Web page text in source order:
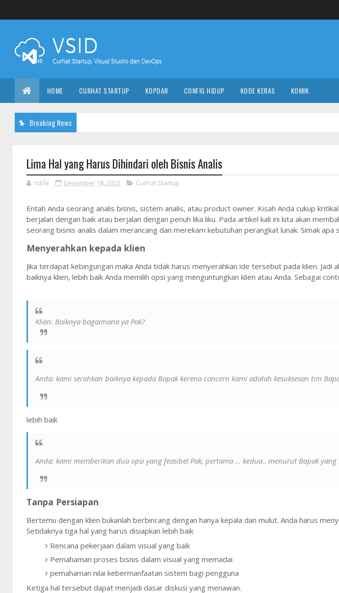
HOME CURHAT STARTUP KOPDAR CONFIG HIDUP KODE KERAS KOMIK
Breaking News
Lima Hal yang Harus Dihindari oleh Bisnis Analis
ridife Desember 18, 2022 Curhat Startup
Entah Anda seorang analis bisnis, sistem analis, atau product owner. Kisah Anda cukup
berjalan dengan baik atau berjalan dengan penuh lika liku. Pada artikel kali ini kita akan
seorang bisnis analis dalam merancang dan merekam kebutuhan perangkat lunak. Simak apa
Menyerahkan kepada klien
Jika terdapat kebingungan maka Anda tidak harus menyerahkan ide tersebut pada klien. Jadi
baiknya klien, lebih baik Anda memilih opsi yang menguntungkan klien atau Anda. Sebagai
Klien: Baiknya bagaimana ya Pak?
Anda: kami serahkan baiknya kepada Bapak kerena concern kami adalah kesuksesan tim
lebih baik
Anda: kami memberikan dua opsi yang feasibel Pak, pertama ... kedua.. menurut Bapak yang
Tanpa Persiapan
Bertemu dengan klien bukanlah berbincang dengan hanya kepala dan mulut. Anda harus
Setidaknya tiga hal yang harus disiapkan lebih baik
Rencana pekerjaan dalam visual yang baik
Pemahaman proses bisnis dalam visual yang memadai
pemahaman nilai kebermanfaatan sistem bagi pengguna
Ketiga hal tersebut dapat menjadi dasar diskusi yang menawan.